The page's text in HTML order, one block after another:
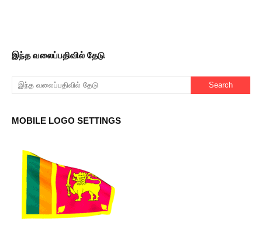
இந்த வலைப்பதிவில் தேடு
MOBILE LOGO SETTINGS